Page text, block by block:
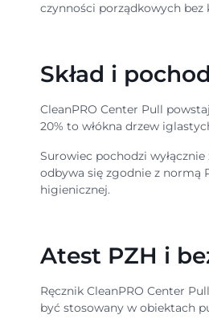
czynności porządkowych bez
Skład i
CleanPRO Center Pull
20% to włókna drzew
Surowiec pochodzi
odbywa się zgodnie z normą
higienicznej.
Atest PZH i
Ręcznik CleanPRO Center
być stosowany w obiektach